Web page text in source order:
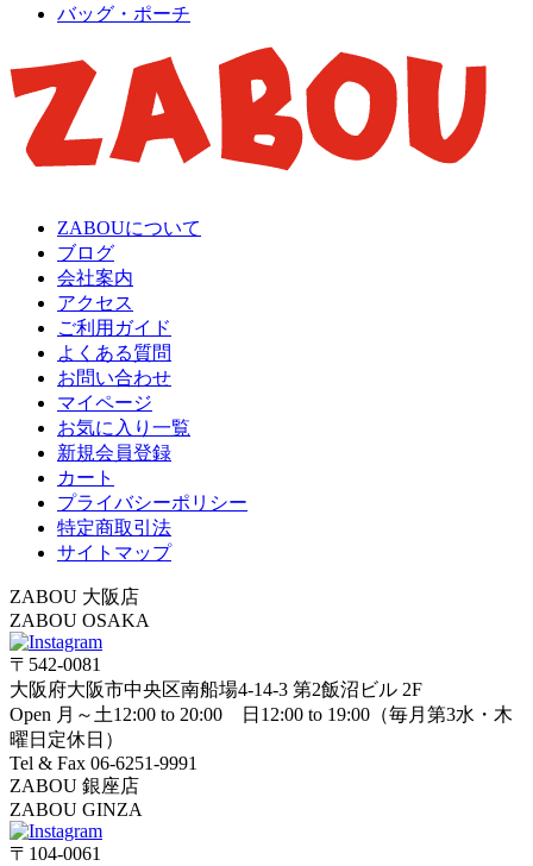
バッグ・ポーチ
ZABOUについて
ブログ
会社案内
アクセス
ご利用ガイド
よくある質問
お問い合わせ
マイページ
お気に入り一覧
新規会員登録
カート
プライバシーポリシー
特定商取引法
サイトマップ
ZABOU 大阪店
ZABOU OSAKA
〒542-0081
大阪府大阪市中央区南船場4-14-3 第2飯沼ビル 2F
Open 月～土12:00 to 20:00 日12:00 to 19:00（毎月第3水・木
曜日定休日）
Tel & Fax 06-6251-9991
ZABOU 銀座店
ZABOU GINZA
〒104-0061